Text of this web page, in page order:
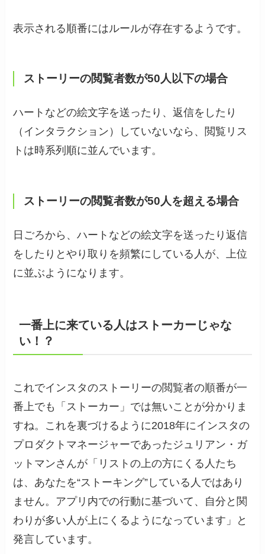
表示される順番にはルールが存在するようです。
ストーリーの閲覧者数が50人以下の場合
ハートなどの絵文字を送ったり、返信をしたり
（インタラクション）していないなら、閲覧リス
トは時系列順に並んでいます。
ストーリーの閲覧者数が50人を超える場合
日ごろから、ハートなどの絵文字を送ったり返信
をしたりとやり取りを頻繁にしている人が、上位
に並ぶようになります。
一番上に来ている人はストーカーじゃな
い！？
これでインスタのストーリーの閲覧者の順番が一
番上でも「ストーカー」では無いことが分かりま
すね。これを裏づけるように2018年にインスタの
プロダクトマネージャーであったジュリアン・ガ
ットマンさんが「リストの上の方にくる人たち
は、あなたを“ストーキング”している人ではあり
ません。アプリ内での行動に基づいて、自分と関
わりが多い人が上にくるようになっています」と
発言しています。